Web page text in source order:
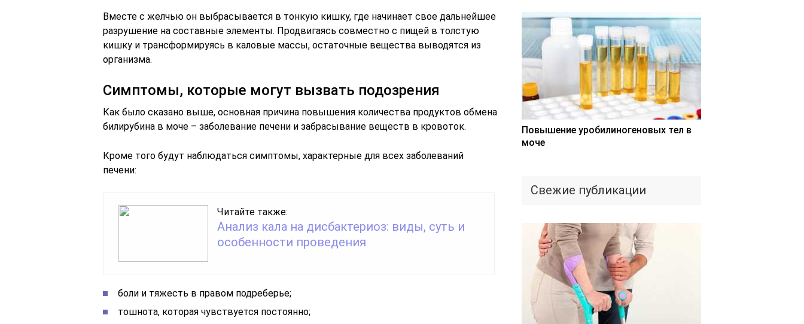
Вместе с желчью он выбрасывается в тонкую кишку, где начинает свое дальнейшее
разрушение на составные элементы. Продвигаясь совместно с пищей в толстую
кишку и трансформируясь в каловые массы, остаточные вещества выводятся из
организма.
Симптомы, которые могут вызвать подозрения
Как было сказано выше, основная причина повышения количества продуктов обмена
билирубина в моче – заболевание печени и забрасывание веществ в кровоток.
Кроме того будут наблюдаться симптомы, характерные для всех заболеваний
печени:
Читайте также:
Анализ кала на дисбактериоз: виды, суть и
особенности проведения
боли и тяжесть в правом подреберье;
тошнота, которая чувствуется постоянно;
Повышение уробилиногеновых тел в
моче
Свежие публикации